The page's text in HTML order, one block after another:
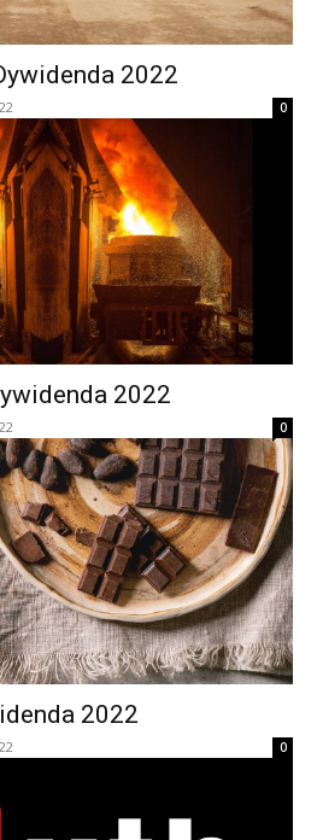
2022
0
2022
0
2022
0